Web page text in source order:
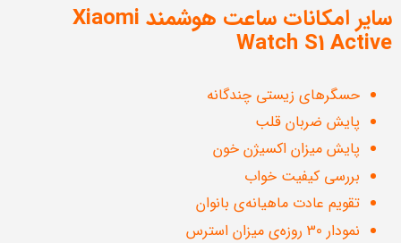
سایر امکانات ساعت هوشمند Xiaomi
Watch S1 Active
حسگرهای زیستی چندگانه
پایش ضربان قلب
پایش میزان اکسیژن خون
بررسی کیفیت خواب
تقویم عادت ماهیانه‌ی بانوان
نمودار 30 روزه‌ی میزان استرس